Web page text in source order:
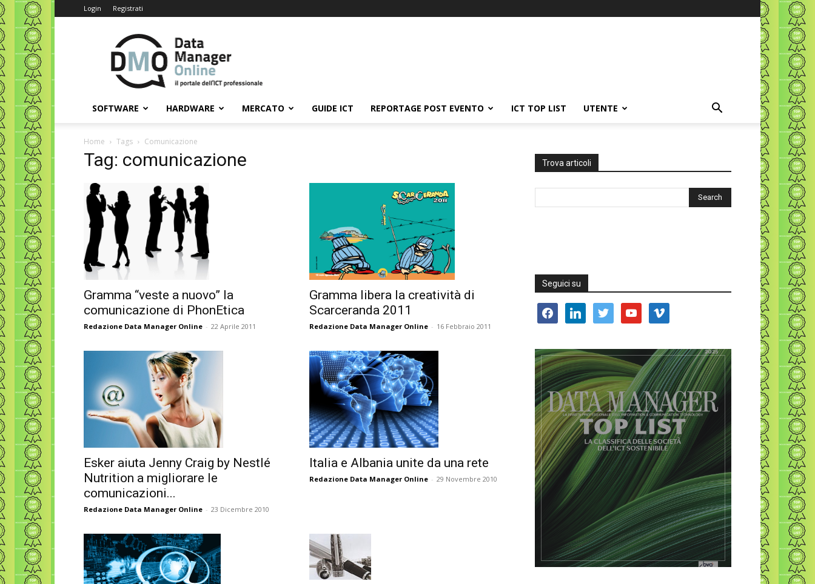
Login Registrati
Data
Manager
Online
SOFTWARE HARDWARE MERCATO GUIDE ICT REPORTAGE POST EVENTO ICT TOP LIST UTENTE
Home Tags Comunicazione
Tag: comunicazione
Gramma “veste a nuovo” la
comunicazione di PhonEtica
Redazione Data Manager Online - 22 Aprile 2011
Gramma libera la creatività di
Scarceranda 2011
Redazione Data Manager Online - 16 Febbraio 2011
Esker aiuta Jenny Craig by Nestlé
Nutrition a migliorare le
comunicazioni...
Redazione Data Manager Online - 23 Dicembre 2010
Italia e Albania unite da una rete
Redazione Data Manager Online - 29 Novembre 2010
Trova articoli
Seguici su
facebooklinkedin twitter youtube vimeo